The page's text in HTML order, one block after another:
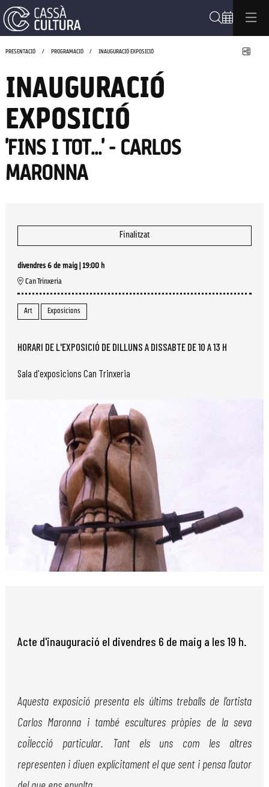
PRESENTACIÓ PROGRAMACIÓ INAUGURACIÓ EXPOSICIÓ
INAUGURACIÓ
EXPOSICIÓ
'FINS I TOT...' - CARLOS
MARONNA
Finalitzat
divendres 6 de maig
19:00 h
Can Trinxeria
Art Exposicions
HORARI DE L'EXPOSICIÓ DE DILLUNS A DISSABTE DE 10 A 13 H
Sala d'exposicions Can Trinxeria
Acte d'inauguració el divendres 6 de maig a les 19 h.
Aquesta exposició presenta els últims treballs de l’artista
Carlos Maronna i també escultures pròpies de la seva
col·lecció particular. Tant els uns com les altres
representen i diuen explícitament el que sent i pensa l’autor